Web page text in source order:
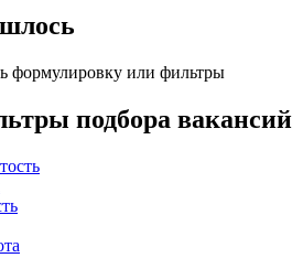
формулировку или фильтры
подбора вакансий